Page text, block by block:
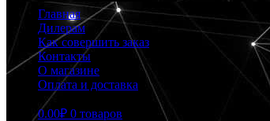
Главная
Дилерам
Как совершить заказ
Контакты
О магазине
Оплата и доставка
0.00₽ 0 товаров